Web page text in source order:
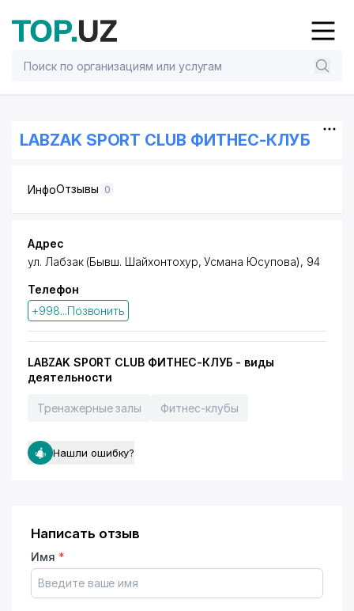
LABZAK SPORT CLUB ФИТНЕС-КЛУБ
ИнфоОтзывы 0
Адрес
ул. Лабзак (Бывш. Шайхонтохур, Усмана Юсупова), 94
Телефон
+998...Позвонить
LABZAK SPORT CLUB ФИТНЕС-КЛУБ - виды
деятельности
Тренажерные залы Фитнес-клубы
Нашли ошибку?
Написать отзыв
Имя *